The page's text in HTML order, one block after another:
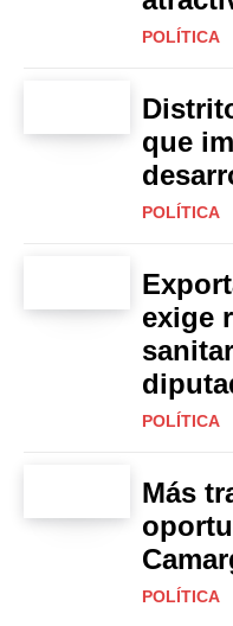
POLÍTICA
que
POLÍTICA
exige
POLÍTICA
Más
POLÍTICA